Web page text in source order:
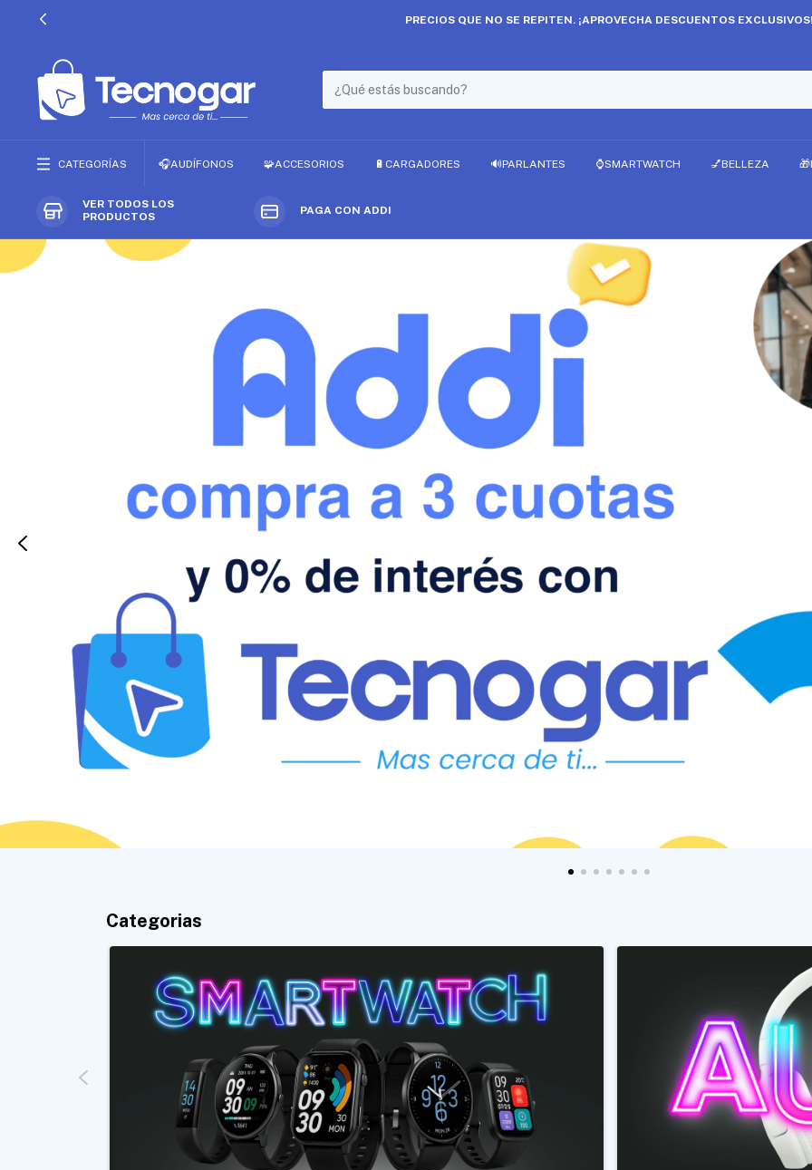
PRECIOS QUE NO SE REPITEN. ¡APROVECHA DESCUENTOS EXCLUSIVOS!
CATEGORÍAS 🎧AUDÍFONOS 🧩ACCESORIOS 🔋CARGADORES 🔊PARLANTES ⌚SMARTWATCH 💅BELLEZA
VER TODOS LOS
PRODUCTOS
PAGA CON ADDI
Categorias